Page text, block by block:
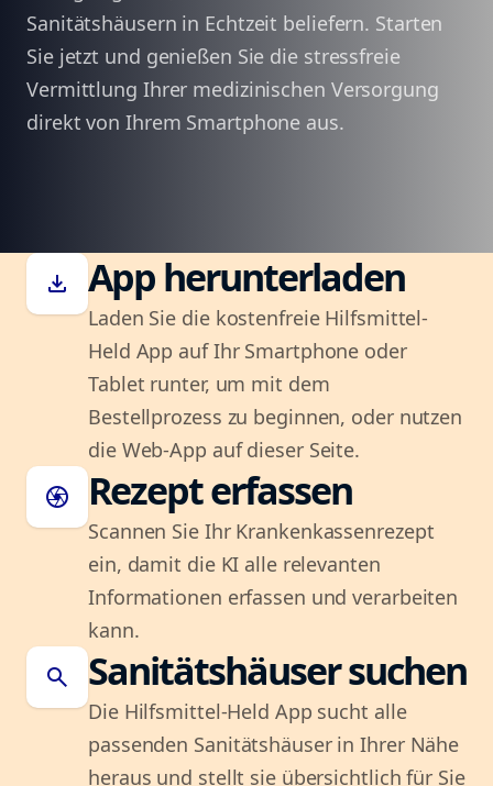
Sanitätshäusern in Echtzeit beliefern. Starten
Sie jetzt und genießen Sie die stressfreie
Vermittlung Ihrer medizinischen Versorgung
direkt von Ihrem Smartphone aus.
download App herunterladen
Laden Sie die kostenfreie Hilfsmittel-
Held App auf Ihr Smartphone oder
Tablet runter, um mit dem
Bestellprozess zu beginnen, oder nutzen
die Web-App auf dieser Seite.
camera Rezept erfassen
Scannen Sie Ihr Krankenkassenrezept
ein, damit die KI alle relevanten
Informationen erfassen und verarbeiten
kann.
search Sanitätshäuser suchen
Die Hilfsmittel-Held App sucht alle
passenden Sanitätshäuser in Ihrer Nähe
heraus und stellt sie übersichtlich für Sie